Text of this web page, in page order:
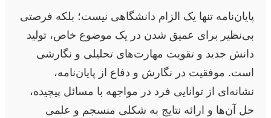
پایان‌نامه تنها یک الزام دانشگاهی نیست؛ بلکه فرصتی
بی‌نظیر برای عمیق شدن در یک موضوع خاص، تولید
دانش جدید و تقویت مهارت‌های تحلیلی و نگارشی
است. موفقیت در نگارش و دفاع از پایان‌نامه،
نشانه‌ای از توانایی فرد در مواجهه با مسائل پیچیده،
حل آن‌ها و ارائه نتایج به شکلی منسجم و علمی